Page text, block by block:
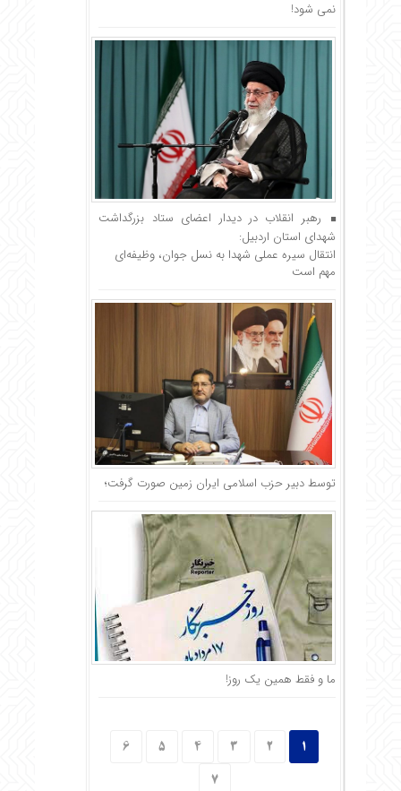
نمی شود!
رهبر انقلاب در دیدار اعضای ستاد بزرگداشت
شهدای استان اردبیل:
انتقال سیره‌ عملی شهدا به نسل جوان، وظیفه‌ای
مهم است
توسط دبیر حزب اسلامی ایران زمین صورت گرفت؛
ما و فقط همین یک روز!
1
2
3
4
5
6
7